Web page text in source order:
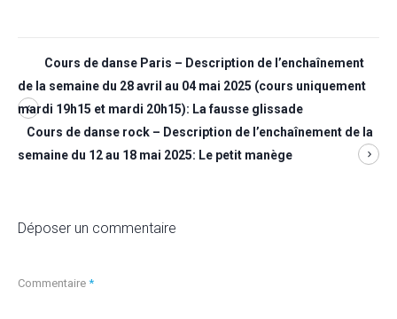
Cours de danse Paris – Description de l’enchaînement
de la semaine du 28 avril au 04 mai 2025 (cours uniquement
mardi 19h15 et mardi 20h15): La fausse glissade
Cours de danse rock – Description de l’enchaînement de la
semaine du 12 au 18 mai 2025: Le petit manège
Déposer un commentaire
Commentaire *